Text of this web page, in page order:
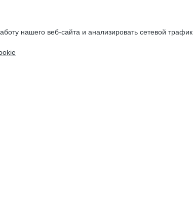
нашего веб-сайта и анализировать сетевой трафик.